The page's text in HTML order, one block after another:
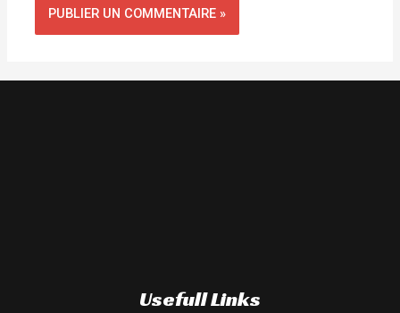
Usefull Links